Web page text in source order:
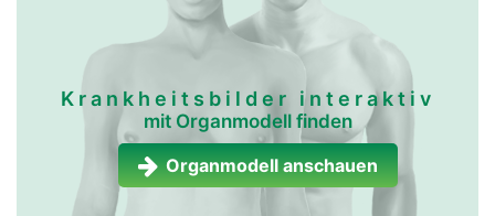
Krankheitsbilder interaktiv
mit Organmodell finden
Organmodell anschauen